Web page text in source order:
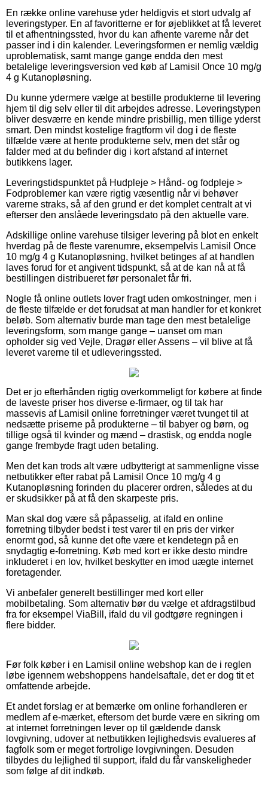
En række online varehuse yder heldigvis et stort udvalg af
leveringstyper. En af favoritterne er for øjeblikket at få leveret
til et afhentningssted, hvor du kan afhente varerne når det
passer ind i din kalender. Leveringsformen er nemlig vældig
uproblematisk, samt mange gange endda den mest
betalelige leveringsversion ved køb af Lamisil Once 10 mg/g
4 g Kutanopløsning.
Du kunne ydermere vælge at bestille produkterne til levering
hjem til dig selv eller til dit arbejdes adresse. Leveringstypen
bliver desværre en kende mindre prisbillig, men tillige yderst
smart. Den mindst kostelige fragtform vil dog i de fleste
tilfælde være at hente produkterne selv, men det står og
falder med at du befinder dig i kort afstand af internet
butikkens lager.
Leveringstidspunktet på Hudpleje > Hånd- og fodpleje >
Fodproblemer kan være rigtig væsentlig når vi behøver
varerne straks, så af den grund er det komplet centralt at vi
efterser den anslåede leveringsdato på den aktuelle vare.
Adskillige online varehuse tilsiger levering på blot en enkelt
hverdag på de fleste varenumre, eksempelvis Lamisil Once
10 mg/g 4 g Kutanopløsning, hvilket betinges af at handlen
laves forud for et angivent tidspunkt, så at de kan nå at få
bestillingen distribueret før personalet får fri.
Nogle få online outlets lover fragt uden omkostninger, men i
de fleste tilfælde er det forudsat at man handler for et konkret
beløb. Som alternativ burde man tage den mest betalelige
leveringsform, som mange gange – uanset om man
opholder sig ved Vejle, Dragør eller Assens – vil blive at få
leveret varerne til et udleveringssted.
Det er jo efterhånden rigtig overkommeligt for købere at finde
de laveste priser hos diverse e-firmaer, og til tak har
massevis af Lamisil online forretninger været tvunget til at
nedsætte priserne på produkterne – til babyer og børn, og
tillige også til kvinder og mænd – drastisk, og endda nogle
gange frembyde fragt uden betaling.
Men det kan trods alt være udbytterigt at sammenligne visse
netbutikker efter rabat på Lamisil Once 10 mg/g 4 g
Kutanopløsning forinden du placerer ordren, således at du
er skudsikker på at få den skarpeste pris.
Man skal dog være så påpasselig, at ifald en online
forretning tilbyder bedst i test varer til en pris der virker
enormt god, så kunne det ofte være et kendetegn på en
snydagtig e-forretning. Køb med kort er ikke desto mindre
inkluderet i en lov, hvilket beskytter en imod uægte internet
foretagender.
Vi anbefaler generelt bestillinger med kort eller
mobilbetaling. Som alternativ bør du vælge et afdragstilbud
fra for eksempel ViaBill, ifald du vil godtgøre regningen i
flere bidder.
Før folk køber i en Lamisil online webshop kan de i reglen
løbe igennem webshoppens handelsaftale, det er dog tit et
omfattende arbejde.
Et andet forslag er at bemærke om online forhandleren er
medlem af e-mærket, eftersom det burde være en sikring om
at internet forretningen lever op til gældende dansk
lovgivning, udover at netbutikken lejlighedsvis evalueres af
fagfolk som er meget fortrolige lovgivningen. Desuden
tilbydes du lejlighed til support, ifald du får vanskeligheder
som følge af dit indkøb.